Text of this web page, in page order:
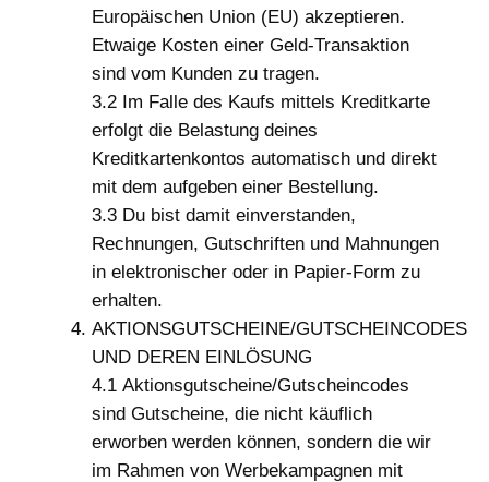
Europäischen Union (EU) akzeptieren.
Etwaige Kosten einer Geld-Transaktion
sind vom Kunden zu tragen.
3.2 Im Falle des Kaufs mittels Kreditkarte
erfolgt die Belastung deines
Kreditkartenkontos automatisch und direkt
mit dem aufgeben einer Bestellung.
3.3 Du bist damit einverstanden,
Rechnungen, Gutschriften und Mahnungen
in elektronischer oder in Papier-Form zu
erhalten.
AKTIONSGUTSCHEINE/GUTSCHEINCODES
UND DEREN EINLÖSUNG
4.1 Aktionsgutscheine/Gutscheincodes
sind Gutscheine, die nicht käuflich
erworben werden können, sondern die wir
im Rahmen von Werbekampagnen mit